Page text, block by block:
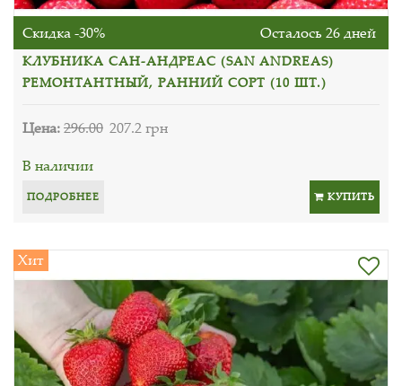
Скидка -30% Осталось 26 дней
КЛУБНИКА САН-АНДРЕАС (SAN ANDREAS)
РЕМОНТАНТНЫЙ, РАННИЙ СОРТ (10 ШТ.)
Цена:296.00 207.2 грн
В наличии
ПОДРОБНЕЕ КУПИТЬ
Хит